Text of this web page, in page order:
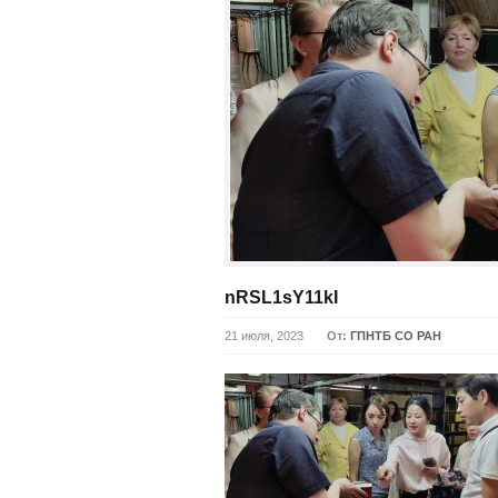
nRSL1sY11kI
21 июля, 2023 От: ГПНТБ СО РАН